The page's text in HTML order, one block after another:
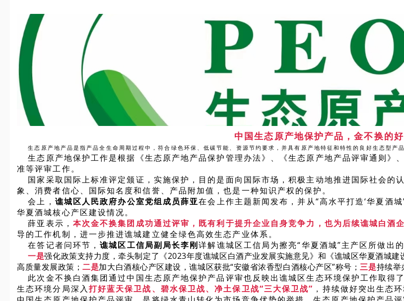
中国生态原产地保护产品，金不换的
生态原产地产品是指产品全生命周期过程中，符合绿色环保、低碳节能、资源节约要求，并具有原产地特征和特性的良好生态型产品
生态原产地保护工作是根据《生态原产地产品保护管理办法》、《生态原产地产品评审通则》
准等评审工作。
国家采取国际上标准评定颁证，实施保护，目的是面向国际市场，积极主动地推进国际社会的
象、消费者信心、国际知名度和信誉、产品附加值，也是一种知识产权的保护。
会上， 谯城区人民政府办公室党组成员薛亚在会上作主题新闻发布，并从“高水平打造‘华夏酒
华夏酒城核心产区建设情况。
薛亚表示， 本次金不换集团成功通过评审，既有利于提升企业自身竞争力，也为后续谯城白酒
导的工作机制，进一步推进谯城建立健全绿色高效生态产业体系。
在答记者问环节，谯城区工信局副局长李刚详解谯城区工信局为擦亮“华夏酒城”主产区所做出的
一是强化政策支持力度，牵头制定了《2023年度谯城区白酒产业发展实施意见》和《谯城区华夏酒城
高质量发展政策；二是加大白酒核心产区建设，谯城区获批“安徽省浓香型白酒核心产区”称号；三是持续举
此次金不换白酒集团通过中国生态原产地保护产品评审也反映出谯城区生态环境保护工作取得
生态环境分局深入打好蓝天保卫战、碧水保卫战、净土保卫战“三大保卫战” ，持续做好突出生态